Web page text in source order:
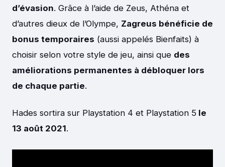
d’évasion. Grâce à l’aide de Zeus, Athéna et
d’autres dieux de l’Olympe, Zagreus bénéficie de
bonus temporaires (aussi appelés Bienfaits) à
choisir selon votre style de jeu, ainsi que des
améliorations permanentes à débloquer lors
de chaque partie.
Hades sortira sur Playstation 4 et Playstation 5 le
13 août 2021.